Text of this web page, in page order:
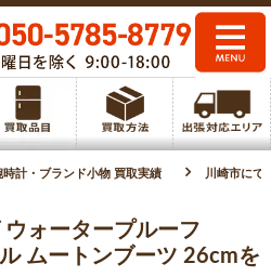
時計・ブランド小物 買取実績 川崎市にて
ォータープルーフ
ムートンブーツ 26cmを